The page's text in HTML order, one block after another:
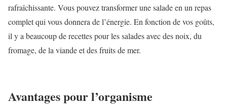
rafraîchissante. Vous pouvez transformer une salade en un repas
complet qui vous donnera de l’énergie. En fonction de vos goûts,
il y a beaucoup de recettes pour les salades avec des noix, du
fromage, de la viande et des fruits de mer.
Avantages pour l’organisme